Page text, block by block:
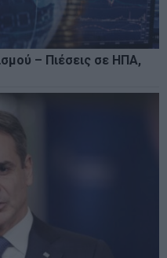
– Πιέσεις σε ΗΠΑ,